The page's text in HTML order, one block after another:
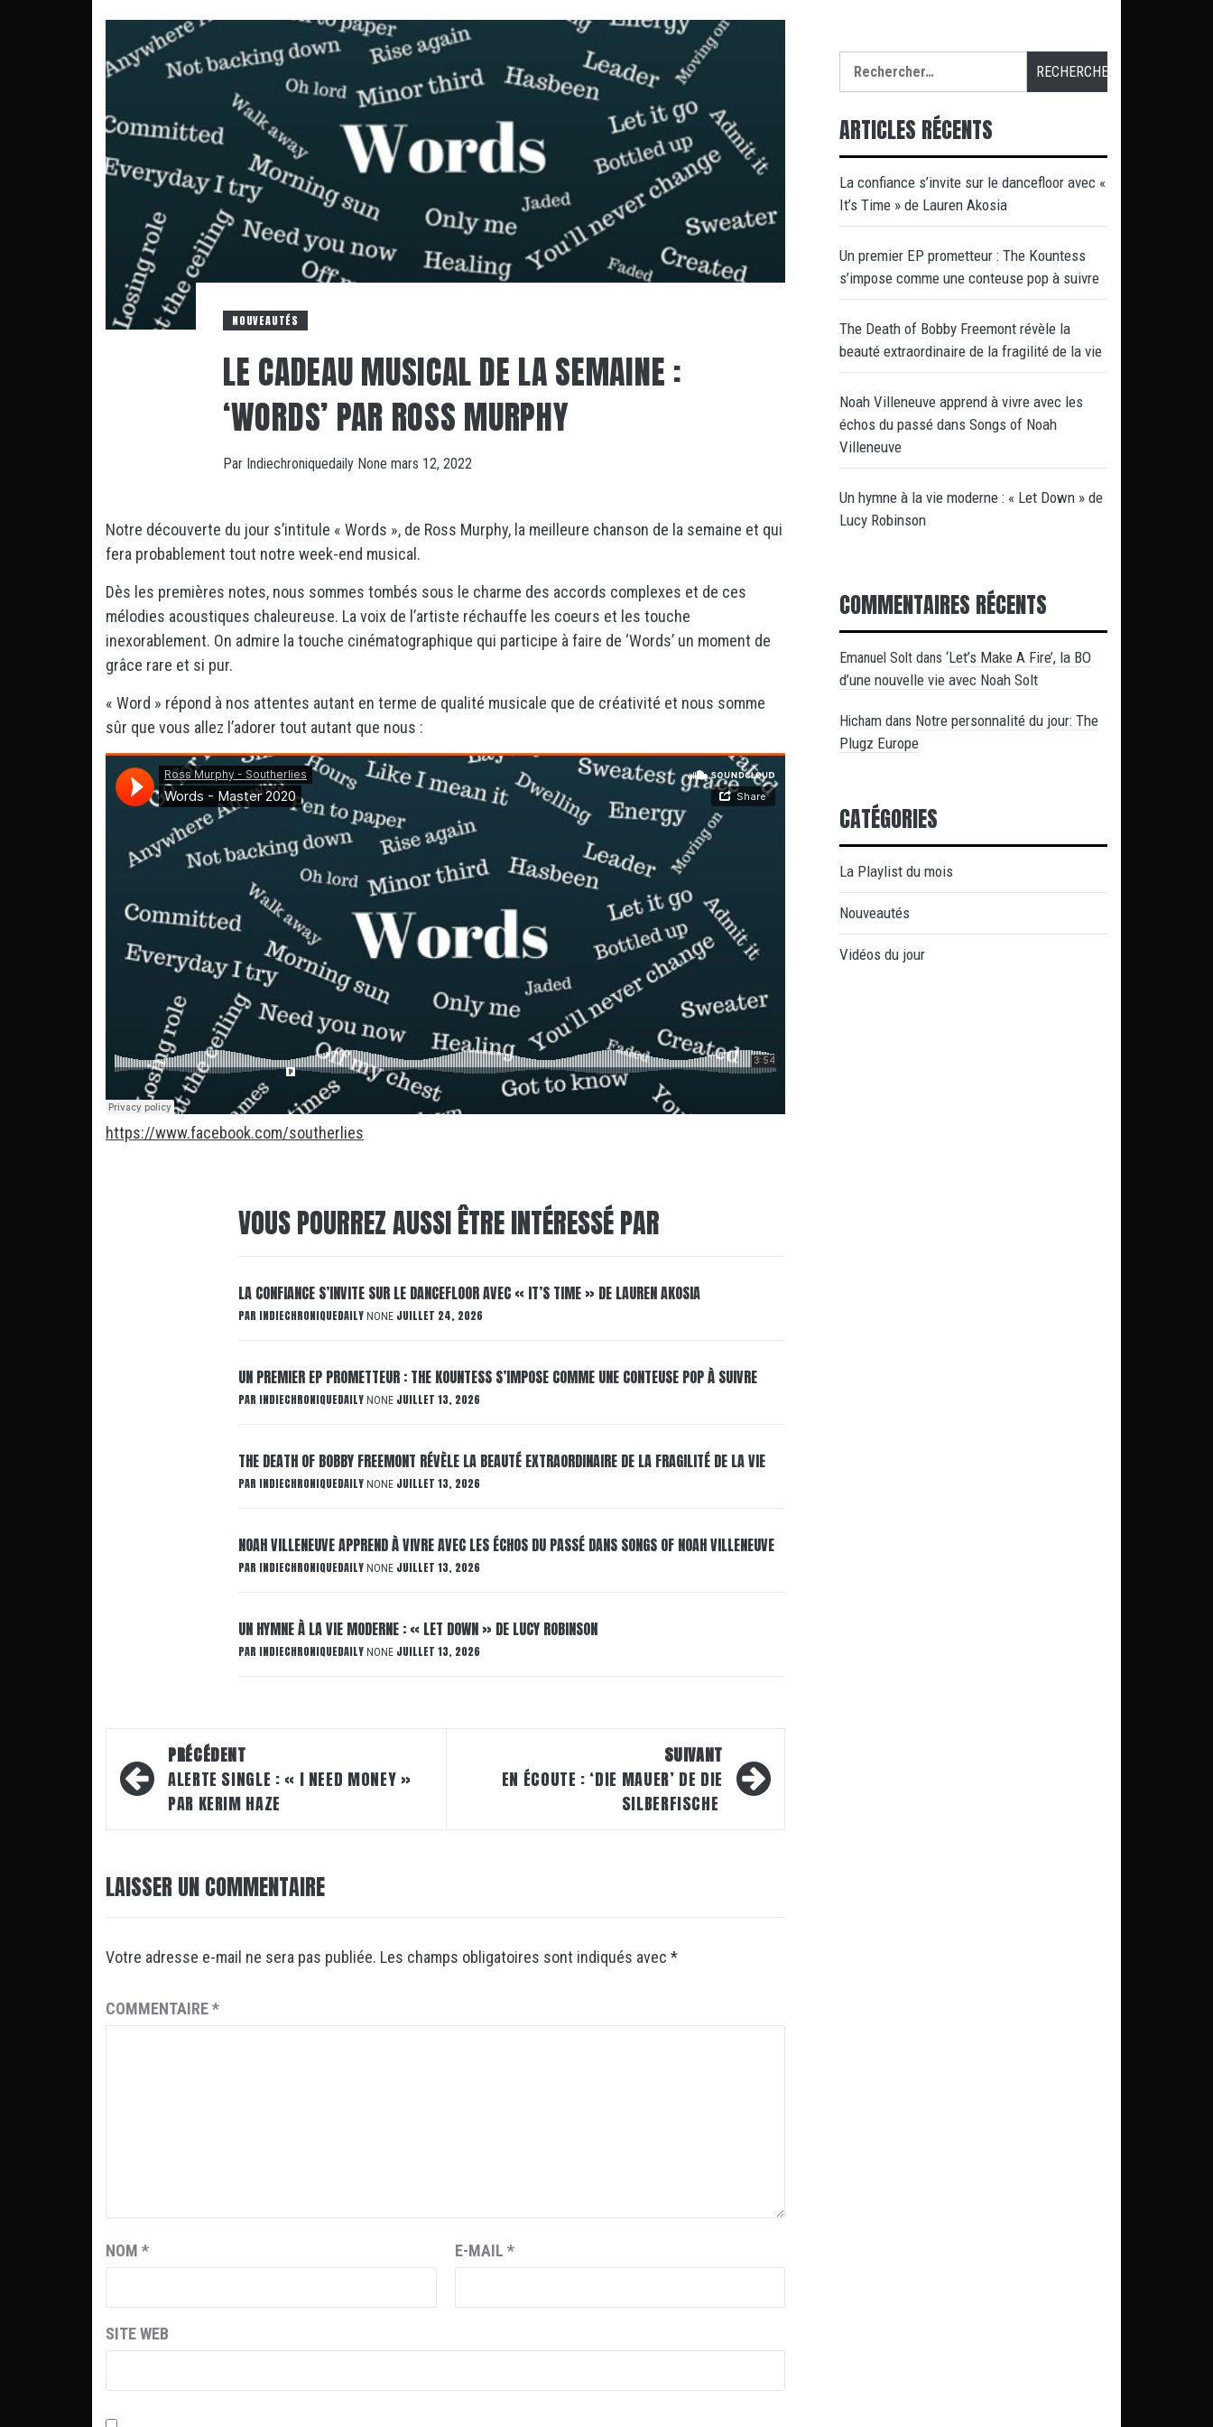
NOUVEAUTÉS
LE CADEAU MUSICAL DE LA SEMAINE :
‘WORDS’ PAR ROSS MURPHY
Par Indiechroniquedaily None mars 12, 2022
Notre découverte du jour s’intitule « Words », de Ross Murphy, la meilleure chanson de la semaine et qui
fera probablement tout notre week-end musical.
Dès les premières notes, nous sommes tombés sous le charme des accords complexes et de ces
mélodies acoustiques chaleureuse. La voix de l’artiste réchauffe les coeurs et les touche
inexorablement. On admire la touche cinématographique qui participe à faire de ‘Words’ un moment de
grâce rare et si pur.
« Word » répond à nos attentes autant en terme de qualité musicale que de créativité et nous somme
sûr que vous allez l’adorer tout autant que nous :
https://www.facebook.com/southerlies
VOUS POURREZ AUSSI ÊTRE INTÉRESSÉ PAR
LA CONFIANCE S’INVITE SUR LE DANCEFLOOR AVEC « IT’S TIME » DE LAUREN AKOSIA
PAR INDIECHRONIQUEDAILY NONE JUILLET 24, 2026
UN PREMIER EP PROMETTEUR : THE KOUNTESS S’IMPOSE COMME UNE CONTEUSE POP À SUIVRE
PAR INDIECHRONIQUEDAILY NONE JUILLET 13, 2026
THE DEATH OF BOBBY FREEMONT RÉVÈLE LA BEAUTÉ EXTRAORDINAIRE DE LA FRAGILITÉ DE LA VIE
PAR INDIECHRONIQUEDAILY NONE JUILLET 13, 2026
NOAH VILLENEUVE APPREND À VIVRE AVEC LES ÉCHOS DU PASSÉ DANS SONGS OF NOAH VILLENEUVE
PAR INDIECHRONIQUEDAILY NONE JUILLET 13, 2026
UN HYMNE À LA VIE MODERNE : « LET DOWN » DE LUCY ROBINSON
PAR INDIECHRONIQUEDAILY NONE JUILLET 13, 2026
Navigation
d’article
PRÉCÉDENT
ALERTE SINGLE : « I NEED MONEY »
PAR KERIM HAZE
SUIVANT
EN ÉCOUTE : ‘DIE MAUER’ DE DIE
SILBERFISCHE
LAISSER UN COMMENTAIRE
Votre adresse e-mail ne sera pas publiée. Les champs obligatoires sont indiqués avec *
COMMENTAIRE*
NOM * E-MAIL *
SITE WEB
ARTICLES RÉCENTS
La confiance s’invite sur le dancefloor avec «
It’s Time » de Lauren Akosia
Un premier EP prometteur : The Kountess
s’impose comme une conteuse pop à suivre
The Death of Bobby Freemont révèle la
beauté extraordinaire de la fragilité de la vie
Noah Villeneuve apprend à vivre avec les
échos du passé dans Songs of Noah
Villeneuve
Un hymne à la vie moderne : « Let Down » de
Lucy Robinson
COMMENTAIRES RÉCENTS
Emanuel Solt dans ‘Let’s Make A Fire’, la BO
d’une nouvelle vie avec Noah Solt
Hicham dans Notre personnalité du jour: The
Plugz Europe
CATÉGORIES
La Playlist du mois
Nouveautés
Vidéos du jour